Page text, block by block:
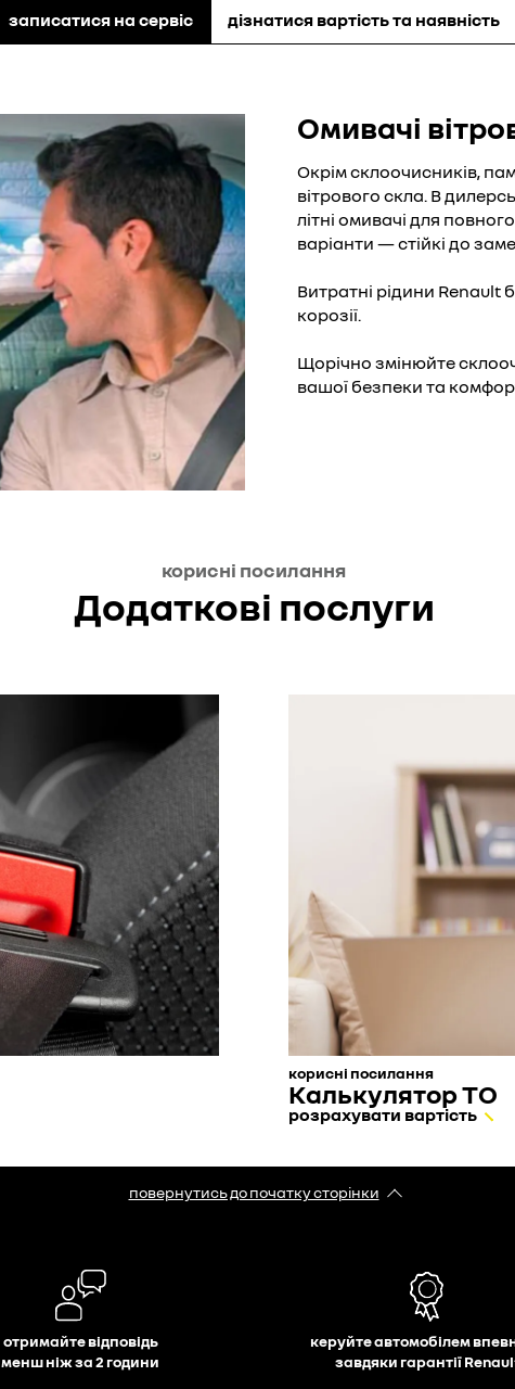
При регулярних
звертати увагу на
Поява смуг на
тріщин в гумових
дією сонця або
Дратівливі шуми та
спостерігати, якщо
Погано очищені
тиск тримача на
Як замінити щітки
записатися на сервіс дізнатися вартість та наявність
Омивачі
Окрім склоочисників,
вітрового скла. В
літні омивачі для
варіанти — стійкі до
Витратні рідини Renault
корозії.
Щорічно змінюйте
вашої безпеки та
корисні посилання
Додаткові послуги
корисні посилання
Калькулятор ТО
розрахувати вартість
повернутись до початку сторінки
отримайте відповідь
менш ніж за 2 години
керуйте автомобілем
завдяки гарантії